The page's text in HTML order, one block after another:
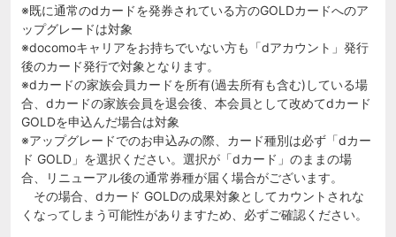
※既に通常のdカードを発券されている方のGOLDカードへのア
ップグレードは対象
※docomoキャリアをお持ちでいない方も「dアカウント」発行
後のカード発行で対象となります。
※dカードの家族会員カードを所有(過去所有も含む)している場
合、dカードの家族会員を退会後、本会員として改めてdカード
GOLDを申込んだ場合は対象
※アップグレードでのお申込みの際、カード種別は必ず「dカー
ド GOLD」を選択ください。選択が「dカード」のままの場
合、リニューアル後の通常券種が届く場合がございます。
その場合、dカード GOLDの成果対象としてカウントされな
くなってしまう可能性がありますため、必ずご確認ください。